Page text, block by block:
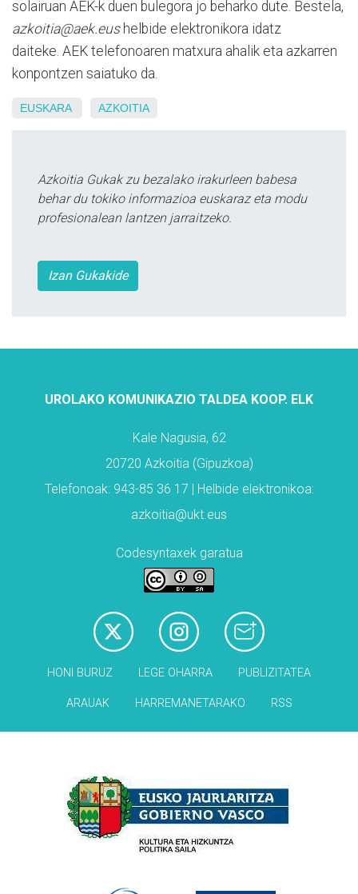
solairuan AEK-k duen bulegora jo beharko dute. Bestela,
azkoitia@aek.eushelbide elektronikora idatz
daiteke. AEK telefonoaren matxura ahalik eta azkarren
konpontzen saiatuko da.
EUSKARA AZKOITIA
Azkoitia Gukak zu bezalako irakurleen babesa
behar du tokiko informazioa euskaraz eta modu
profesionalean lantzen jarraitzeko.
Izan Gukakide
UROLAKO KOMUNIKAZIO TALDEA KOOP. ELK
Kale Nagusia, 62
20720 Azkoitia (Gipuzkoa)
Telefonoak: 943-85 36 17 | Helbide elektronikoa:
azkoitia@ukt.eus
Codesyntaxek garatua
HONI BURUZ LEGE OHARRA PUBLIZITATEA
ARAUAK HARREMANETARAKO RSS